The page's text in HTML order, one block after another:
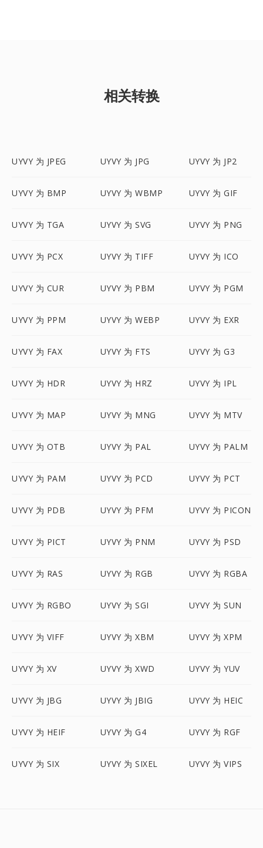
相关转换
UYVY 为 JPEG UYVY 为 JPG UYVY 为 JP2
UYVY 为 BMP UYVY 为 WBMP UYVY 为 GIF
UYVY 为 TGA UYVY 为 SVG UYVY 为 PNG
UYVY 为 PCX UYVY 为 TIFF UYVY 为 ICO
UYVY 为 CUR UYVY 为 PBM UYVY 为 PGM
UYVY 为 PPM UYVY 为 WEBP UYVY 为 EXR
UYVY 为 FAX UYVY 为 FTS UYVY 为 G3
UYVY 为 HDR UYVY 为 HRZ UYVY 为 IPL
UYVY 为 MAP UYVY 为 MNG UYVY 为 MTV
UYVY 为 OTB UYVY 为 PAL UYVY 为 PALM
UYVY 为 PAM UYVY 为 PCD UYVY 为 PCT
UYVY 为 PDB UYVY 为 PFM UYVY 为 PICON
UYVY 为 PICT UYVY 为 PNM UYVY 为 PSD
UYVY 为 RAS UYVY 为 RGB UYVY 为 RGBA
UYVY 为 RGBO UYVY 为 SGI UYVY 为 SUN
UYVY 为 VIFF UYVY 为 XBM UYVY 为 XPM
UYVY 为 XV UYVY 为 XWD UYVY 为 YUV
UYVY 为 JBG UYVY 为 JBIG UYVY 为 HEIC
UYVY 为 HEIF UYVY 为 G4 UYVY 为 RGF
UYVY 为 SIX UYVY 为 SIXEL UYVY 为 VIPS